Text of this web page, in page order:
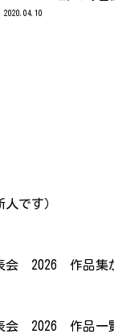
2020.04.10
もやっと
です）
会 2026 作品集
会 2026 作品